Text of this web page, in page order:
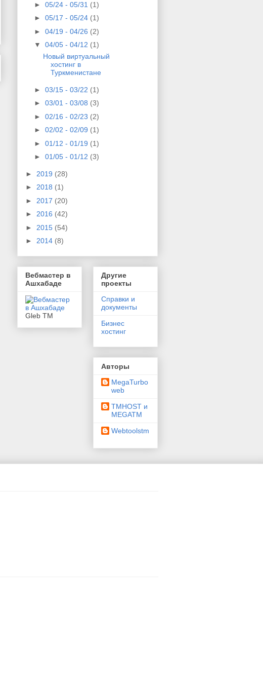
► 05/24 - 05/31 (1)
► 05/17 - 05/24 (1)
► 04/19 - 04/26 (2)
▼ 04/05 - 04/12 (1)
Новый виртуальный
хостинг в
Туркменистане
► 03/15 - 03/22 (1)
► 03/01 - 03/08 (3)
► 02/16 - 02/23 (2)
► 02/02 - 02/09 (1)
► 01/12 - 01/19 (1)
► 01/05 - 01/12 (3)
► 2019 (28)
► 2018 (1)
► 2017 (20)
► 2016 (42)
► 2015 (54)
► 2014 (8)
Вебмастер в
Ашхабаде
Gleb TM
Другие
проекты
Справки и
документы
Бизнес
хостинг
Авторы
MegaTurbo
web
TMHOST и
MEGATM
Webtoolstm